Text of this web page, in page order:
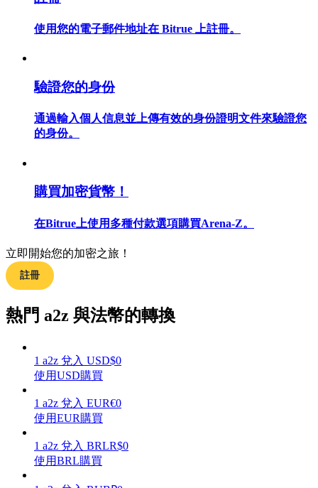
交易策略
學習如何保持盈利
使用您的電子郵件地址在 Bitrue 上註冊。
驗證您的身份
通過輸入個人信息並上傳有效的身份證明文件來驗證您
的身份。
購買加密貨幣！
在Bitrue上使用多種付款選項購買Arena-Z。
立即開始您的加密之旅！
註冊
熱門 a2z 與法幣的轉換
1 a2z 兌入 USD$0
使用USD購買
1 a2z 兌入 EUR€0
使用EUR購買
1 a2z 兌入 BRLR$0
使用BRL購買